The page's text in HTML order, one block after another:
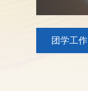
团学工作